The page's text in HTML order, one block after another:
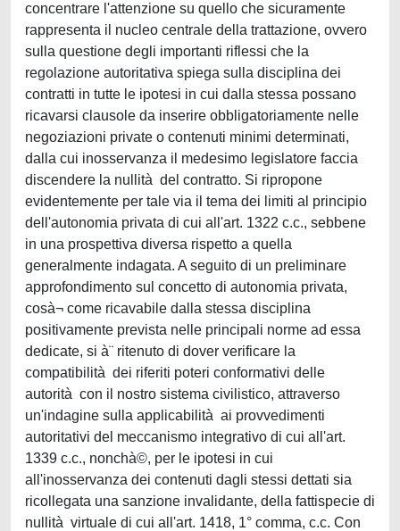
concentrare l'attenzione su quello che sicuramente
rappresenta il nucleo centrale della trattazione, ovvero
sulla questione degli importanti riflessi che la
regolazione autoritativa spiega sulla disciplina dei
contratti in tutte le ipotesi in cui dalla stessa possano
ricavarsi clausole da inserire obbligatoriamente nelle
negoziazioni private o contenuti minimi determinati,
dalla cui inosservanza il medesimo legislatore faccia
discendere la nullità del contratto. Si ripropone
evidentemente per tale via il tema dei limiti al principio
dell'autonomia privata di cui all'art. 1322 c.c., sebbene
in una prospettiva diversa rispetto a quella
generalmente indagata. A seguito di un preliminare
approfondimento sul concetto di autonomia privata,
cosà¬ come ricavabile dalla stessa disciplina
positivamente prevista nelle principali norme ad essa
dedicate, si à¨ ritenuto di dover verificare la
compatibilità dei riferiti poteri conformativi delle
autorità con il nostro sistema civilistico, attraverso
un'indagine sulla applicabilità ai provvedimenti
autoritativi del meccanismo integrativo di cui all'art.
1339 c.c., nonchà©, per le ipotesi in cui
all'inosservanza dei contenuti dagli stessi dettati sia
ricollegata una sanzione invalidante, della fattispecie di
nullità virtuale di cui all'art. 1418, 1° comma, c.c. Con